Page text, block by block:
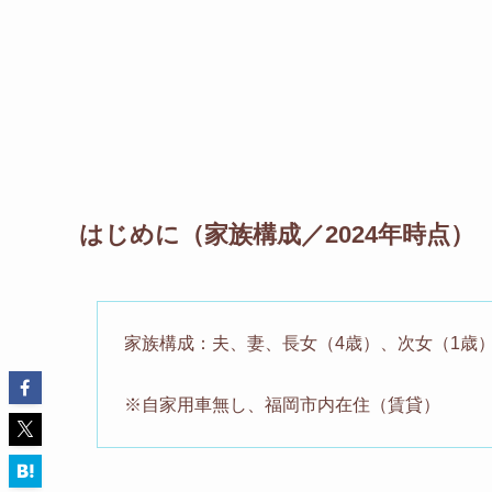
はじめに（家族構成／2024年時点）
家族構成：夫、妻、長女（4歳）、次女（1歳
※自家用車無し、福岡市内在住（賃貸）